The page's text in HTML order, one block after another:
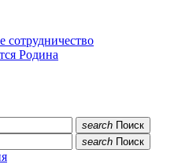
Родина
search Поиск
search Поиск